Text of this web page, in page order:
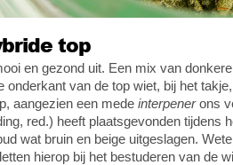
top
en gezond uit. Een mix van
onderkant van de top wiet, bij het
aangezien een mede interpenerons
red.) heeft plaatsgevonden tijdens
wat bruin en beige uitgeslagen.
hierop bij het bestuderen van de